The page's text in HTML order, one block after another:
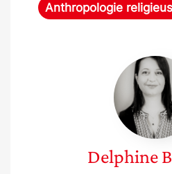
Anthropologie
Delphine